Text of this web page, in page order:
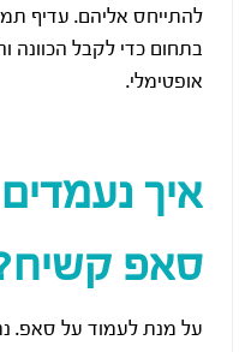
להתייחס אליהם. עדיף
בתחום כדי לקבל
אופטימלי.
איך
סאפ
על מנת לעמוד על סאפ.